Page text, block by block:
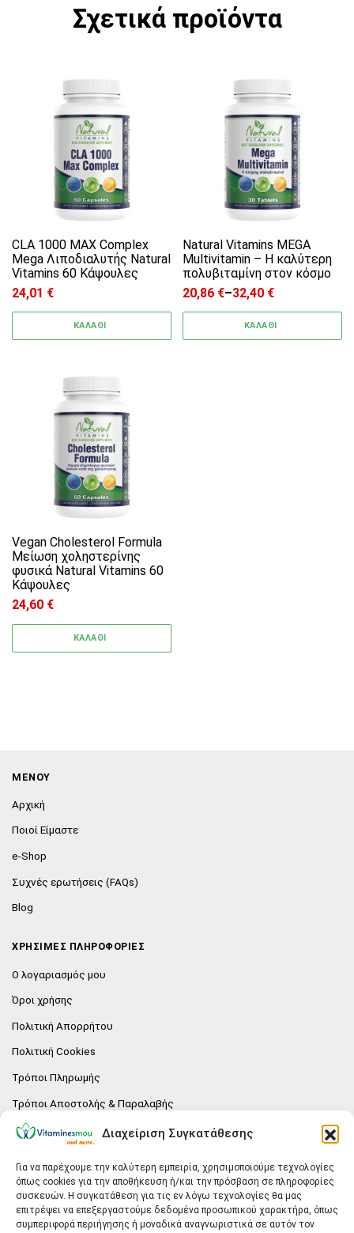
Διαχείριση Συγκατάθεσης
Για να παρέχουμε την καλύτερη εμπειρία, χρησιμοποιούμε τεχνολογίες
όπως cookies για την αποθήκευση ή/και την πρόσβαση σε πληροφορίες
συσκευών. Η συγκατάθεση για τις εν λόγω τεχνολογίες θα μας
επιτρέψει να επεξεργαστούμε δεδομένα προσωπικού χαρακτήρα, όπως
συμπεριφορά περιήγησης ή μοναδικά αναγνωριστικά σε αυτόν τον
Σχετικά προϊόντα
CLA 1000 MAX Complex
Mega Λιποδιαλυτής Natural
Vitamins 60 Κάψουλες
24,01 €
ΚΑΛΑΘΙ
Natural Vitamins MEGA
Multivitamin – Η καλύτερη
πολυβιταμίνη στον κόσμο
20,86 €–32,40 €
Price range: 20,86 € through
ΚΑΛΑΘΙ
Αυτό το προϊόν έχει
Vegan Cholesterol Formula
Μείωση χοληστερίνης
φυσικά Natural Vitamins 60
Κάψουλες
24,60 €
ΚΑΛΑΘΙ
ΜΕΝΟΥ
Αρχική
Ποιοί Είμαστε
e-Shop
Συχνές ερωτήσεις (FAQs)
Blog
ΧΡΗΣΙΜΕΣ ΠΛΗΡΟΦΟΡΙΕΣ
Ο λογαριασμός μου
Όροι χρήσης
Πολιτική Απορρήτου
Πολιτική Cookies
Τρόποι Πληρωμής
Τρόποι Αποστολής & Παραλαβής
Πολιτική επιστροφών
E-SHOP
Vitaminesmou.gr.